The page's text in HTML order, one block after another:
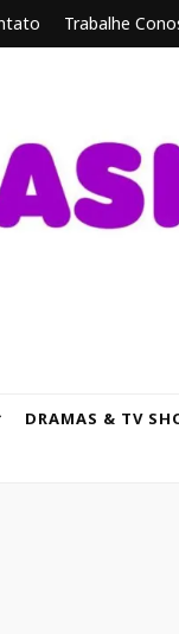
Trabalhe
DRAMAS & TV